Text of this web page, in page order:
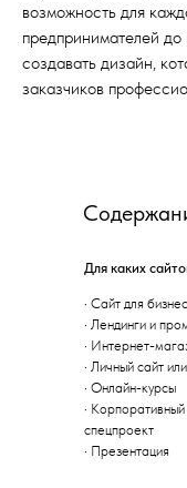
возможность для
предпринимателей
создавать дизайн,
заказчиков
Для каких
· Сайт для
· Лендинги и
· Интернет-
· Личный сайт
· Онлайн-курсы
·
спецпроект
· Презентация